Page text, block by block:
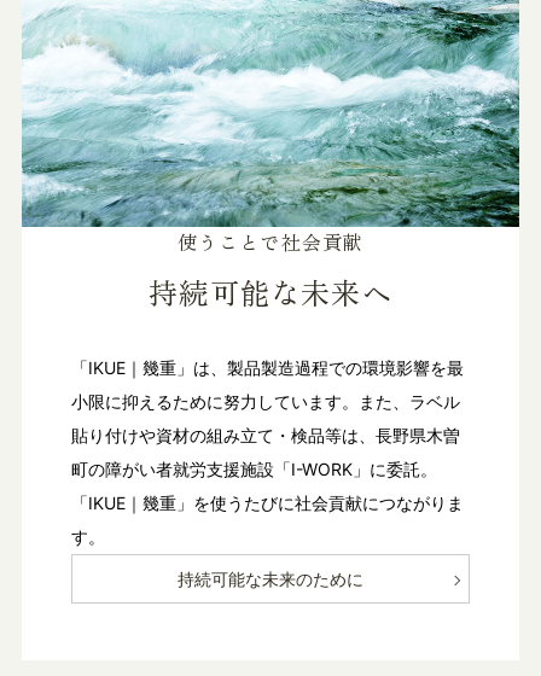
使うことで社会貢献
持続可能な未来へ
「IKUE｜幾重」は、製品製造過程での環境影響を最
小限に抑えるために努力しています。また、ラベル
貼り付けや資材の組み立て・検品等は、長野県木曽
町の障がい者就労支援施設「I-WORK」に委託。
「IKUE｜幾重」を使うたびに社会貢献につながりま
す。
持続可能な未来のために